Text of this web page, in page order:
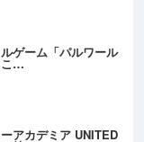
ゲーム「パルワール
こ…
アカデミア UNITED